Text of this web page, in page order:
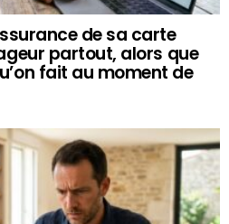
de sa carte
partout, alors que
fait au moment de